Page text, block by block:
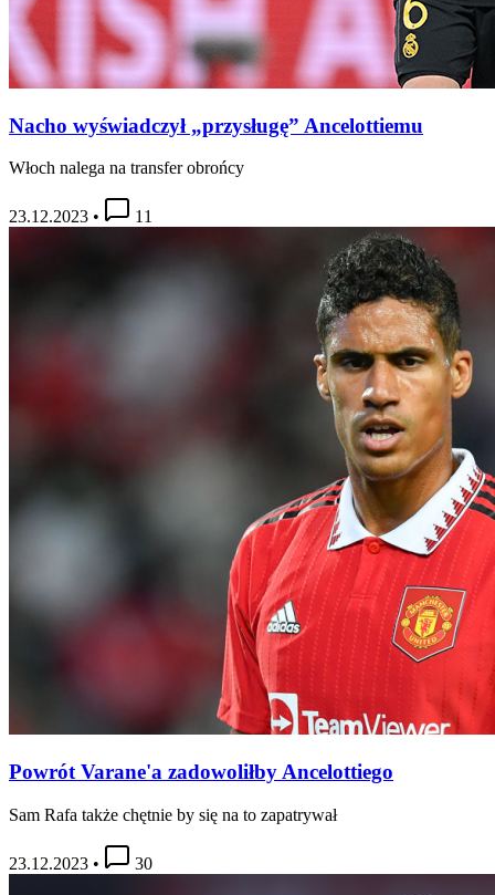
Nacho wyświadczył „przysługę” Ancelottiemu
Włoch nalega na transfer obrońcy
23.12.2023 • 11
Powrót Varane'a zadowoliłby Ancelottiego
Sam Rafa także chętnie by się na to zapatrywał
23.12.2023 • 30